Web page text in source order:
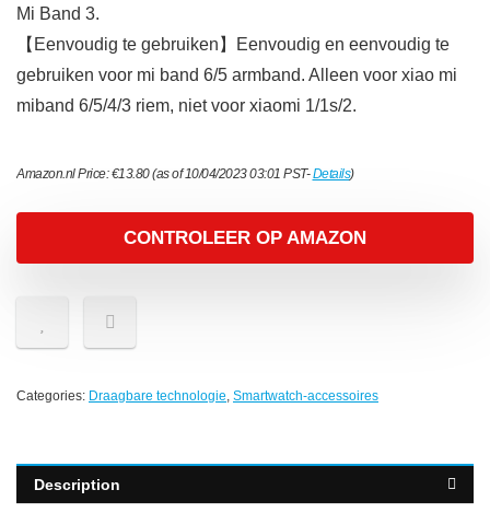
Mi Band 3.
【Eenvoudig te gebruiken】Eenvoudig en eenvoudig te
gebruiken voor mi band 6/5 armband. Alleen voor xiao mi
miband 6/5/4/3 riem, niet voor xiaomi 1/1s/2.
Amazon.nl Price:€13.80(as of 10/04/2023 03:01 PST-Details)
CONTROLEER OP AMAZON
Categories: Draagbare technologie, Smartwatch-accessoires
Description